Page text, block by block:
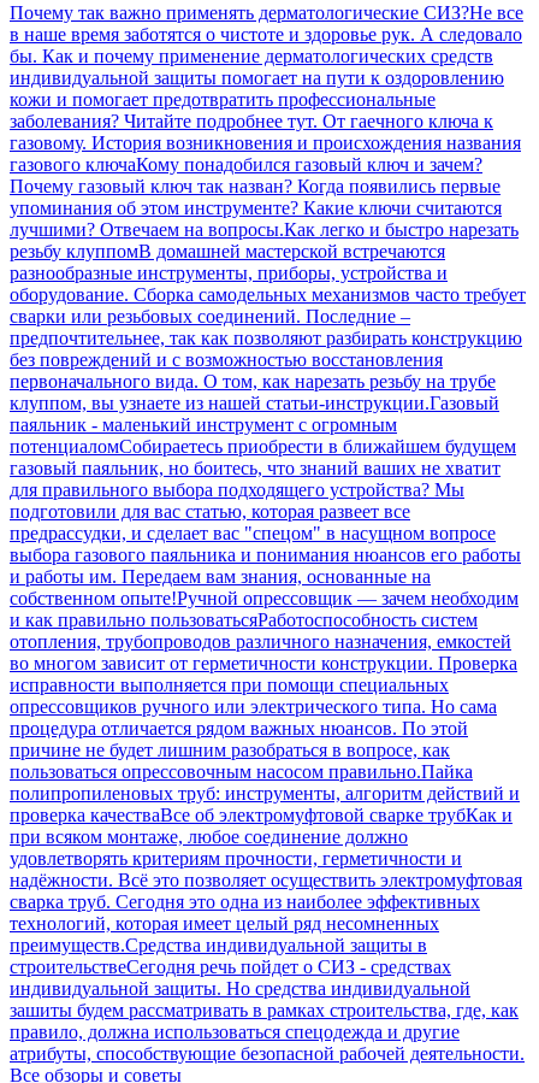
Почему так важно применять дерматологические СИЗ?Не все
в наше время заботятся о чистоте и здоровье рук. А следовало
бы. Как и почему применение дерматологических средств
индивидуальной защиты помогает на пути к оздоровлению
кожи и помогает предотвратить профессиональные
заболевания? Читайте подробнее тут. От гаечного ключа к
газовому. История возникновения и происхождения названия
газового ключаКому понадобился газовый ключ и зачем?
Почему газовый ключ так назван? Когда появились первые
упоминания об этом инструменте? Какие ключи считаются
лучшими? Отвечаем на вопросы.Как легко и быстро нарезать
резьбу клуппомВ домашней мастерской встречаются
разнообразные инструменты, приборы, устройства и
оборудование. Сборка самодельных механизмов часто требует
сварки или резьбовых соединений. Последние –
предпочтительнее, так как позволяют разбирать конструкцию
без повреждений и с возможностью восстановления
первоначального вида. О том, как нарезать резьбу на трубе
клуппом, вы узнаете из нашей статьи-инструкции.Газовый
паяльник - маленький инструмент с огромным
потенциаломСобираетесь приобрести в ближайшем будущем
газовый паяльник, но боитесь, что знаний ваших не хватит
для правильного выбора подходящего устройства? Мы
подготовили для вас статью, которая развеет все
предрассудки, и сделает вас "спецом" в насущном вопросе
выбора газового паяльника и понимания нюансов его работы
и работы им. Передаем вам знания, основанные на
собственном опыте!Ручной опрессовщик — зачем необходим
и как правильно пользоватьсяРаботоспособность систем
отопления, трубопроводов различного назначения, емкостей
во многом зависит от герметичности конструкции. Проверка
исправности выполняется при помощи специальных
опрессовщиков ручного или электрического типа. Но сама
процедура отличается рядом важных нюансов. По этой
причине не будет лишним разобраться в вопросе, как
пользоваться опрессовочным насосом правильно.Пайка
полипропиленовых труб: инструменты, алгоритм действий и
проверка качестваВсе об электромуфтовой сварке трубКак и
при всяком монтаже, любое соединение должно
удовлетворять критериям прочности, герметичности и
надёжности. Всё это позволяет осуществить электромуфтовая
сварка труб. Сегодня это одна из наиболее эффективных
технологий, которая имеет целый ряд несомненных
преимуществ.Средства индивидуальной защиты в
строительствеСегодня речь пойдет о СИЗ - средствах
индивидуальной защиты. Но средства индивидуальной
зашиты будем рассматривать в рамках строительства, где, как
правило, должна использоваться спецодежда и другие
атрибуты, способствующие безопасной рабочей деятельности.
Все обзоры и советы